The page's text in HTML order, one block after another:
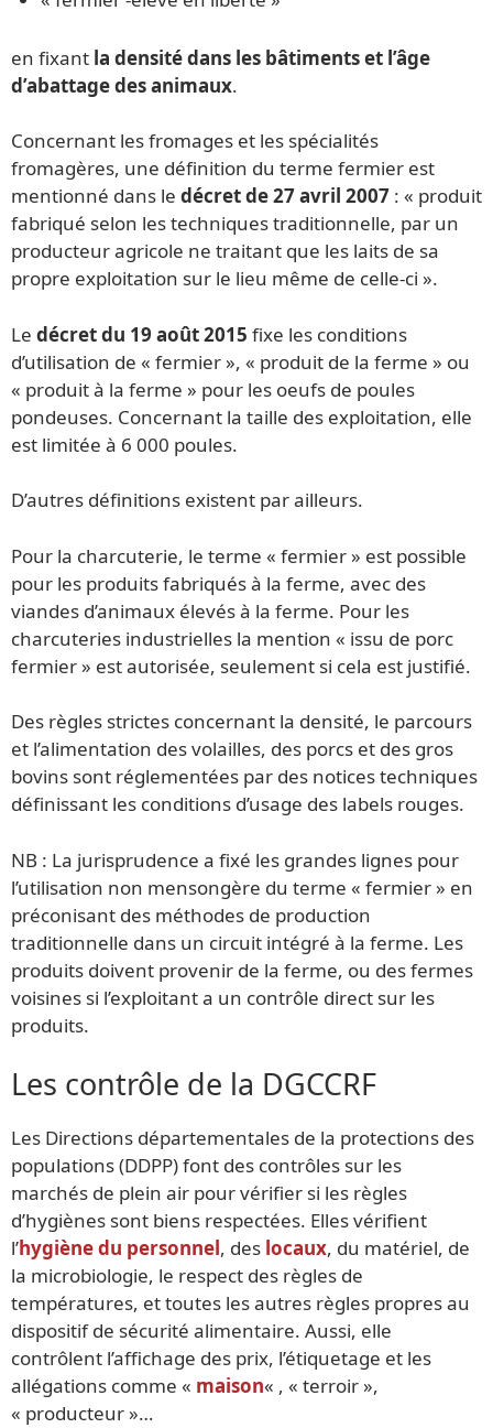
en fixant la densité dans les bâtiments et l’âge
d’abattage des animaux.
Concernant les fromages et les spécialités
fromagères, une définition du terme fermier est
mentionné dans le décret de 27 avril 2007 : « produit
fabriqué selon les techniques traditionnelle, par un
producteur agricole ne traitant que les laits de sa
propre exploitation sur le lieu même de celle-ci ».
Le décret du 19 août 2015 fixe les conditions
d’utilisation de « fermier », « produit de la ferme » ou
« produit à la ferme » pour les oeufs de poules
pondeuses. Concernant la taille des exploitation, elle
est limitée à 6 000 poules.
D’autres définitions existent par ailleurs.
Pour la charcuterie, le terme « fermier » est possible
pour les produits fabriqués à la ferme, avec des
viandes d’animaux élevés à la ferme. Pour les
charcuteries industrielles la mention « issu de porc
fermier » est autorisée, seulement si cela est justifié.
Des règles strictes concernant la densité, le parcours
et l’alimentation des volailles, des porcs et des gros
bovins sont réglementées par des notices techniques
définissant les conditions d’usage des labels rouges.
NB : La jurisprudence a fixé les grandes lignes pour
l’utilisation non mensongère du terme « fermier » en
préconisant des méthodes de production
traditionnelle dans un circuit intégré à la ferme. Les
produits doivent provenir de la ferme, ou des fermes
voisines si l’exploitant a un contrôle direct sur les
produits.
Les contrôle de la DGCCRF
Les Directions départementales de la protections des
populations (DDPP) font des contrôles sur les
marchés de plein air pour vérifier si les règles
d’hygiènes sont biens respectées. Elles vérifient
l’hygiène du personnel, des locaux, du matériel, de
la microbiologie, le respect des règles de
températures, et toutes les autres règles propres au
dispositif de sécurité alimentaire. Aussi, elle
contrôlent l’affichage des prix, l’étiquetage et les
allégations comme « maison« , « terroir »,
« producteur »…